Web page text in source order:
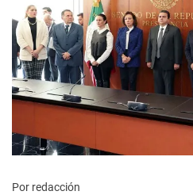
Por redacción